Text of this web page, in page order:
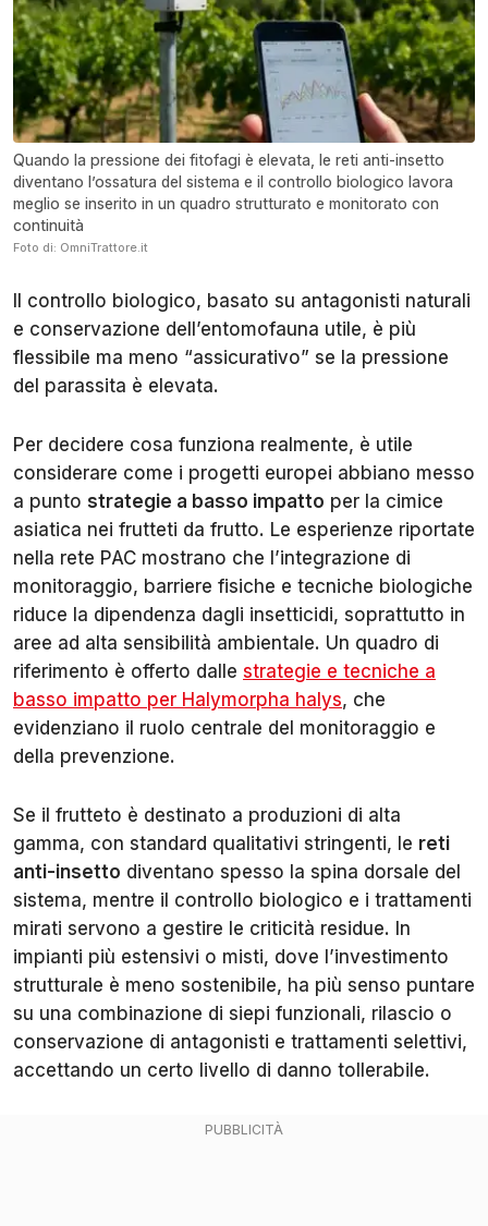
Quando la pressione dei fitofagi è elevata, le reti anti-insetto
diventano l’ossatura del sistema e il controllo biologico lavora
meglio se inserito in un quadro strutturato e monitorato con
continuità
Foto di: OmniTrattore.it
Il controllo biologico, basato su antagonisti naturali
e conservazione dell’entomofauna utile, è più
flessibile ma meno “assicurativo” se la pressione
del parassita è elevata.
Per decidere cosa funziona realmente, è utile
considerare come i progetti europei abbiano messo
a punto strategie a basso impatto per la cimice
asiatica nei frutteti da frutto. Le esperienze riportate
nella rete PAC mostrano che l’integrazione di
monitoraggio, barriere fisiche e tecniche biologiche
riduce la dipendenza dagli insetticidi, soprattutto in
aree ad alta sensibilità ambientale. Un quadro di
riferimento è offerto dalle strategie e tecniche a
basso impatto per Halymorpha halys, che
evidenziano il ruolo centrale del monitoraggio e
della prevenzione.
Se il frutteto è destinato a produzioni di alta
gamma, con standard qualitativi stringenti, le reti
anti-insetto diventano spesso la spina dorsale del
sistema, mentre il controllo biologico e i trattamenti
mirati servono a gestire le criticità residue. In
impianti più estensivi o misti, dove l’investimento
strutturale è meno sostenibile, ha più senso puntare
su una combinazione di siepi funzionali, rilascio o
conservazione di antagonisti e trattamenti selettivi,
accettando un certo livello di danno tollerabile.